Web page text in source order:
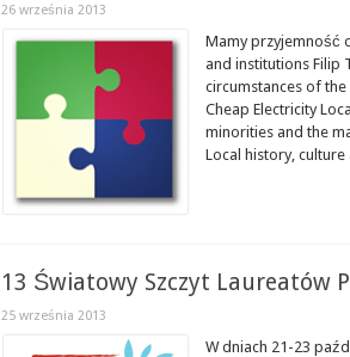
26 września 2013
Mamy przyjemność
and institutions Filip
circumstances of the
Cheap Electricity
minorities and the
Local history, culture
13 Światowy Szczyt Laureatów
25 września 2013
W dniach 21-23